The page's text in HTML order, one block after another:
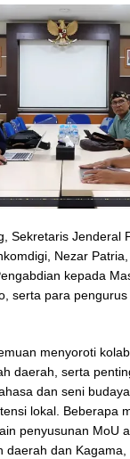
Sekretaris Jenderal
Nezar
kepada
serta para
menyoroti
daerah, serta
dan seni
lokal. Beberapa
penyusunan MoU
daerah dan